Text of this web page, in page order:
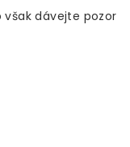
dávejte pozor